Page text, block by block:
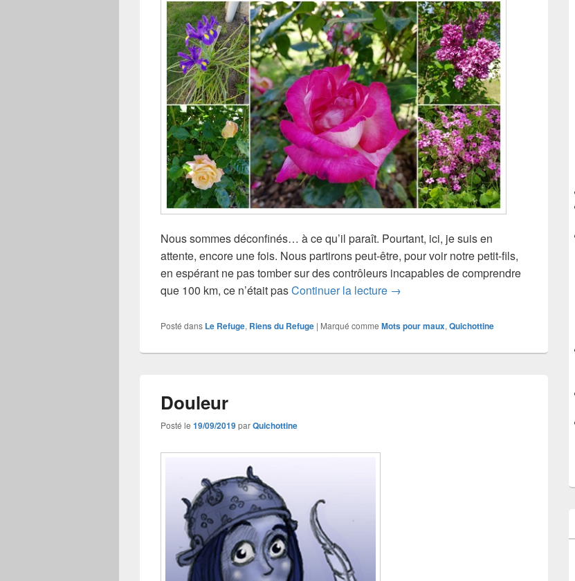
Nous sommes déconfinés… à ce qu’il paraît. Pourtant, ici, je suis en
attente, encore une fois. Nous partirons peut-être, pour voir notre petit-fils,
en espérant ne pas tomber sur des contrôleurs incapables de comprendre
que 100 km, ce n’était pasContinuer la lecture En attente, encore…
→
Posté dans Le Refuge, Riens du Refuge | Marqué comme Mots pour maux, Quichottine
Douleur
Posté le 19/09/2019parQuichottine